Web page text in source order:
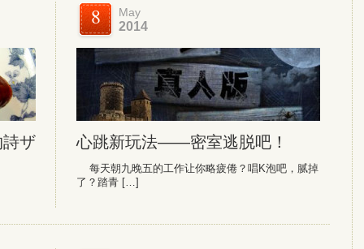
ザ
8 May
2014
心跳新玩法——密室逃脱吧！
每天朝九晚五的工作让你略疲倦？唱K泡吧，腻掉
了？踏青 […]